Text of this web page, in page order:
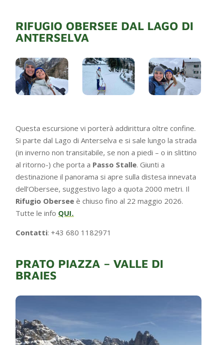
RIFUGIO OBERSEE DAL LAGO DI
ANTERSELVA
Questa escursione vi porterà addirittura oltre confine.
Si parte dal Lago di Anterselva e si sale lungo la strada
(in inverno non transitabile, se non a piedi – o in slittino
al ritorno-) che porta a Passo Stalle. Giunti a
destinazione il panorama si apre sulla distesa innevata
dell’Obersee, suggestivo lago a quota 2000 metri. Il
Rifugio Obersee è chiuso fino al 22 maggio 2026.
Tutte le info QUI.
Contatti: +43 680 1182971
PRATO PIAZZA – VALLE DI
BRAIES